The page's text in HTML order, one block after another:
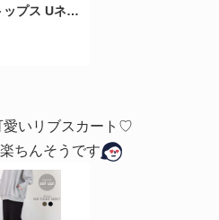
ップス Uネッ
ゆったり 大
マイルウェア
ゃれ PICHI
リジナル 2.1
愛いリブスカート♡
ちんそうです